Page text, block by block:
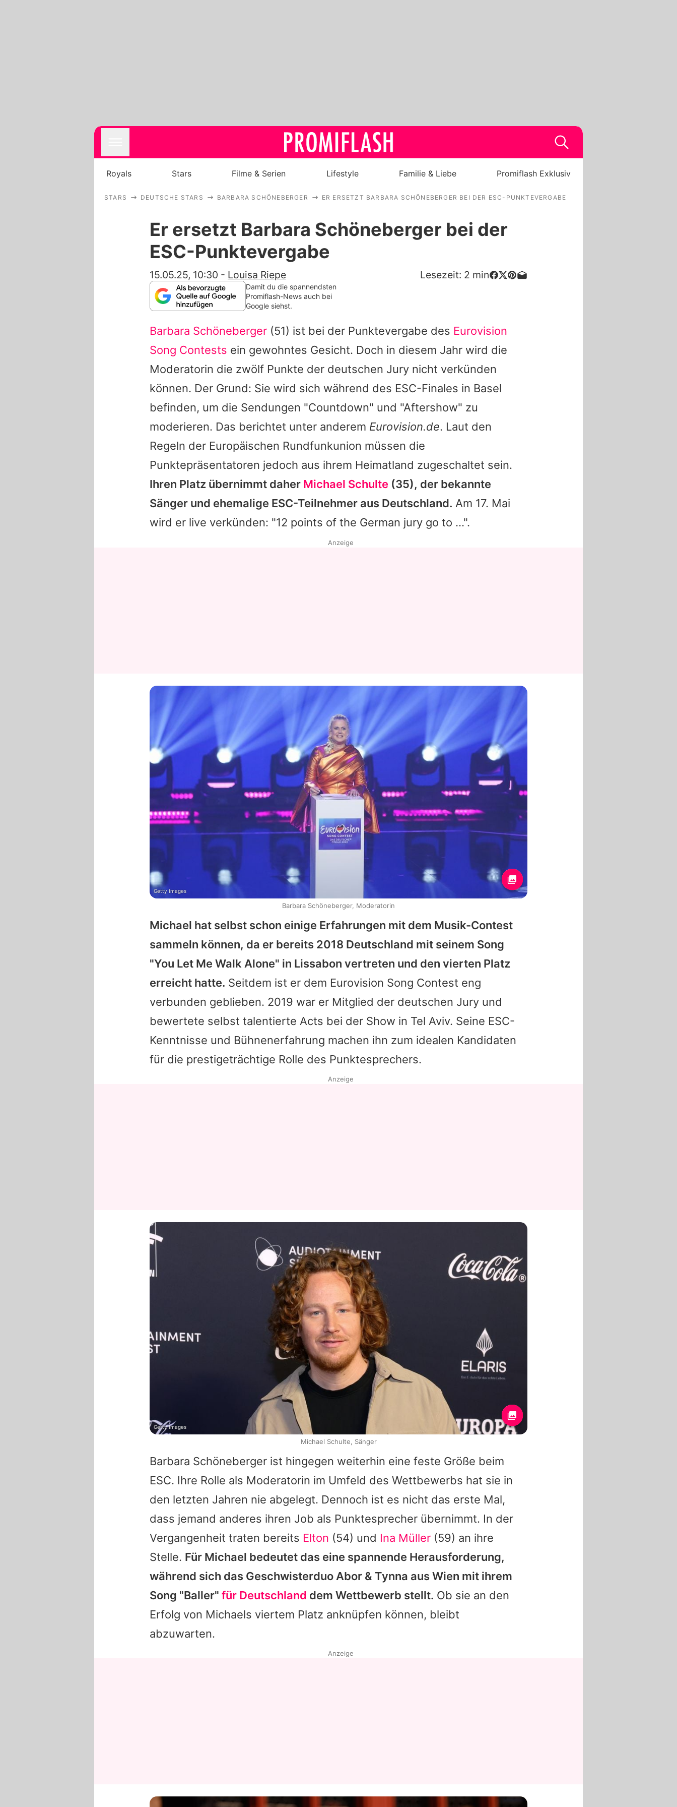
Royals
Stars
Filme & Serien
Familie & Liebe
App runterladen
Team
Redaktionelle Richtlinien
Impressum
Datenschutzerklärung
Nutzungsbedingungen
Royals Stars Filme & Serien Lifestyle Familie & Liebe Promiflash Exklusiv
STARS DEUTSCHE STARS BARBARA SCHÖNEBERGER ER ERSETZT BARBARA SCHÖNEBERGER BEI DER ESC-PUNKTEVERGABE
Er ersetzt Barbara Schöneberger bei der
ESC-Punktevergabe
15.05.25, 10:30 - Louisa Riepe Lesezeit: 2 min
Damit du die spannendsten
Promiflash-News auch bei
Google siehst.
Barbara Schöneberger (51) ist bei der Punktevergabe des Eurovision
Song Contests ein gewohntes Gesicht. Doch in diesem Jahr wird die
Moderatorin die zwölf Punkte der deutschen Jury nicht verkünden
können. Der Grund: Sie wird sich während des ESC-Finales in Basel
befinden, um die Sendungen "Countdown" und "Aftershow" zu
moderieren. Das berichtet unter anderem Eurovision.de. Laut den
Regeln der Europäischen Rundfunkunion müssen die
Punktepräsentatoren jedoch aus ihrem Heimatland zugeschaltet sein.
Ihren Platz übernimmt daher Michael Schulte (35), der bekannte
Sänger und ehemalige ESC-Teilnehmer aus Deutschland. Am 17. Mai
wird er live verkünden: "12 points of the German jury go to …".
Michael hat selbst schon einige Erfahrungen mit dem Musik-Contest
sammeln können, da er bereits 2018 Deutschland mit seinem Song
"You Let Me Walk Alone" in Lissabon vertreten und den vierten Platz
erreicht hatte. Seitdem ist er dem Eurovision Song Contest eng
verbunden geblieben. 2019 war er Mitglied der deutschen Jury und
bewertete selbst talentierte Acts bei der Show in Tel Aviv. Seine ESC-
Kenntnisse und Bühnenerfahrung machen ihn zum idealen Kandidaten
für die prestigeträchtige Rolle des Punktesprechers.
Barbara Schöneberger ist hingegen weiterhin eine feste Größe beim
ESC. Ihre Rolle als Moderatorin im Umfeld des Wettbewerbs hat sie in
den letzten Jahren nie abgelegt. Dennoch ist es nicht das erste Mal,
dass jemand anderes ihren Job als Punktesprecher übernimmt. In der
Vergangenheit traten bereits Elton (54) und Ina Müller (59) an ihre
Stelle. Für Michael bedeutet das eine spannende Herausforderung,
während sich das Geschwisterduo Abor & Tynna aus Wien mit ihrem
Song "Baller" für Deutschland dem Wettbewerb stellt. Ob sie an den
Erfolg von Michaels viertem Platz anknüpfen können, bleibt
abzuwarten.
Anzeige
Getty Images
Barbara Schöneberger, Moderatorin
Anzeige
Getty Images
Michael Schulte, Sänger
Anzeige